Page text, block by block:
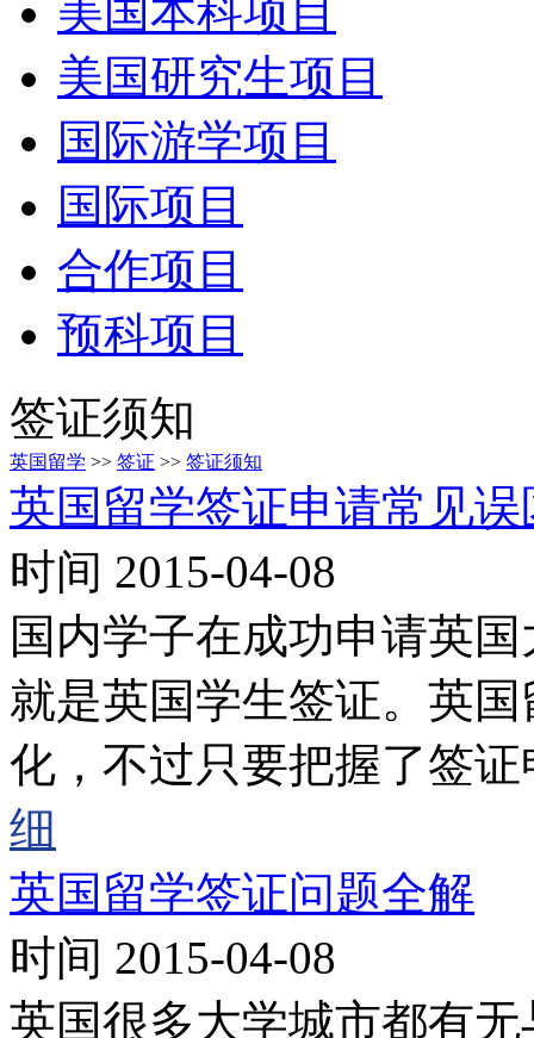
美国本科项目
美国研究生项目
国际游学项目
国际项目
合作项目
预科项目
签证须知
英国留学 >> 签证 >> 签证须知
英国留学签证申请常见误
时间 2015-04-08
国内学子在成功申请英
就是英国学生签证。英
化，不过只要把握了签
细
英国留学签证问题全解
时间 2015-04-08
英国很多大学城市都有